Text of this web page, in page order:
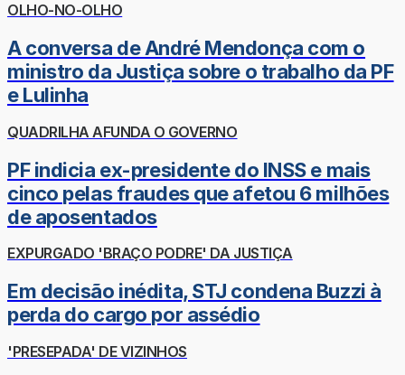
OLHO-NO-OLHO
A conversa de André Mendonça com o
ministro da Justiça sobre o trabalho da PF
e Lulinha
QUADRILHA AFUNDA O GOVERNO
PF indicia ex-presidente do INSS e mais
cinco pelas fraudes que afetou 6 milhões
de aposentados
EXPURGADO 'BRAÇO PODRE' DA JUSTIÇA
Em decisão inédita, STJ condena Buzzi à
perda do cargo por assédio
'PRESEPADA' DE VIZINHOS